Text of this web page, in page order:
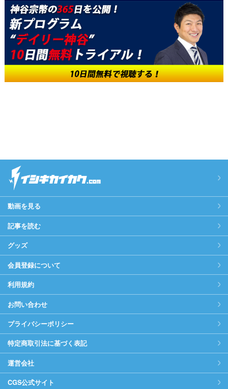
動画を見る
記事を読む
グッズ
会員登録について
利用規約
お問い合わせ
プライバシーポリシー
特定商取引法に基づく表記
運営会社
CGS公式サイト